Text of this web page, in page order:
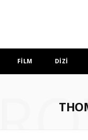
FİLM DİZİ